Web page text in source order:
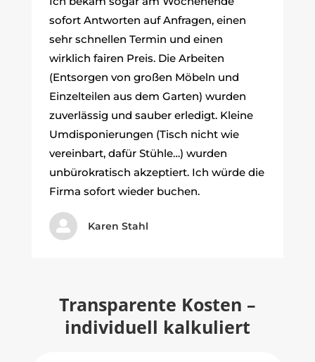
sofort Antworten auf Anfragen, einen
sehr schnellen Termin und einen
wirklich fairen Preis. Die Arbeiten
(Entsorgen von großen Möbeln und
Einzelteilen aus dem Garten) wurden
zuverlässig und sauber erledigt. Kleine
Umdisponierungen (Tisch nicht wie
vereinbart, dafür Stühle…) wurden
unbürokratisch akzeptiert. Ich würde die
Firma sofort wieder buchen.
 Karen Stahl
Transparente Kosten –
individuell kalkuliert